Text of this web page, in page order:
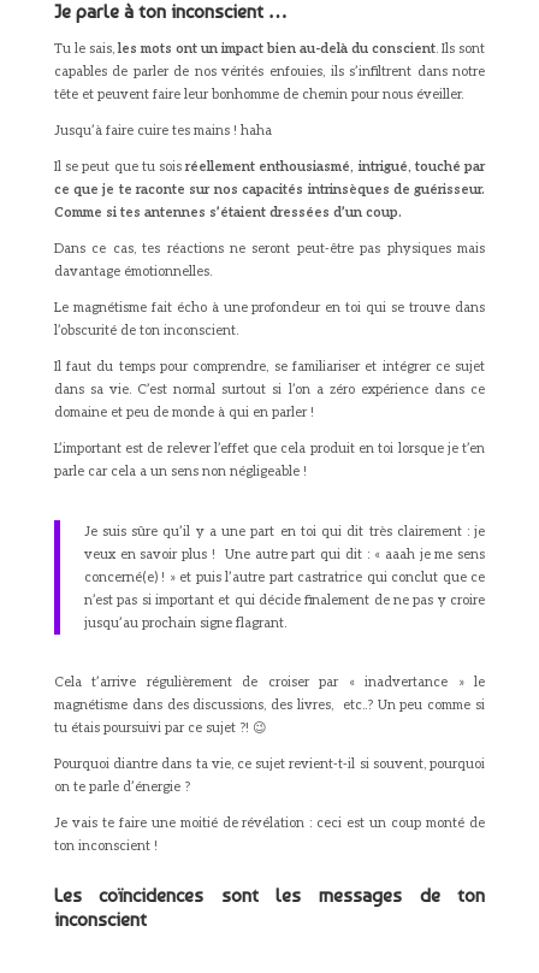
Je parle à ton inconscient …
Tu le sais, les mots ont un impact bien au-delà du conscient. Ils sont
capables de parler de nos vérités enfouies, ils s’infiltrent dans notre
tête et peuvent faire leur bonhomme de chemin pour nous éveiller.
Jusqu’à faire cuire tes mains ! haha
Il se peut que tu soisréellement enthousiasmé, intrigué, touché par
ce que je te raconte sur nos capacités intrinsèques de guérisseur.
Comme si tes antennes s’étaient dressées d’un coup.
Dans ce cas, tes réactions ne seront peut-être pas physiques mais
davantage émotionnelles.
Le magnétisme fait écho à une profondeur en toi qui se trouve dans
l’obscurité de ton inconscient.
Il faut du temps pour comprendre, se familiariser et intégrer ce sujet
dans sa vie. C’est normal surtout si l’on a zéro expérience dans ce
domaine et peu de monde à qui en parler !
L’important est de relever l’effet que cela produit en toi lorsque je t’en
parle car cela a un sens non négligeable !
Je suis sûre qu’il y a une part en toi qui dit très clairement : je
veux en savoir plus ! Une autre part qui dit : « aaah je me sens
concerné(e) ! » et puis l’autre part castratrice qui conclut que ce
n’est pas si important et qui décide finalement de ne pas y croire
jusqu’au prochain signe flagrant.
Cela t’arrive régulièrement de croiser par « inadvertance » le
magnétisme dans des discussions, des livres, etc..? Un peu comme si
tu étais poursuivi par ce sujet ?! 😉
Pourquoi diantre dans ta vie, ce sujet revient-t-il si souvent, pourquoi
on te parle d’énergie ?
Je vais te faire une moitié de révélation : ceci est un coup monté de
ton inconscient !
Les coïncidences sont les messages de ton
inconscient